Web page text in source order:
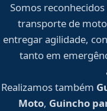
Somos
transporte de
entregar agilidade,
tanto em
Realizamos também
Moto, Guincho